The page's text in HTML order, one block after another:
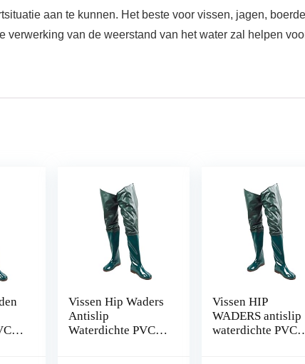
aan te kunnen. Het beste voor vissen, jagen,
van de weerstand van het water zal helpen
Vissen Hip Waders
Antislip
Waterdichte PVC
Vissen HIP
WADERS antislip
waterdichte PVC-